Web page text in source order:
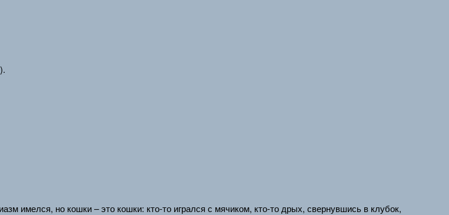
имелся, но кошки – это кошки: кто-то игрался с мячиком, кто-то дрых, свернувшись в клубок,